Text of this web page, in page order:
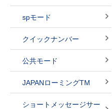
spモード
クイックナンバー
公共モード
JAPANローミングTM
ショートメッセージサー